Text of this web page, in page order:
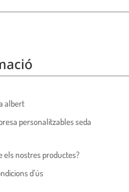
albert
personalitzables seda
els nostres productes?
d’ús